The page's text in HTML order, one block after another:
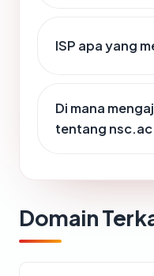
ISP apa yang
Di mana
tentang
Domain